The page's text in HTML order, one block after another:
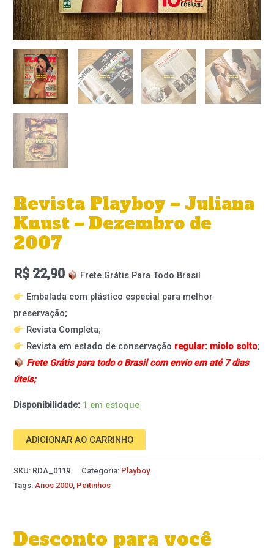
Revista Playboy – Juliana
Knust – Dezembro de
2007
R$ 22,90
Frete Grátis Para Todo Brasil
Embalada com plástico especial para melhor
preservação;
Revista Completa;
Revista em estado de conservação regular: miolo solto;
Frete Grátis para todo o Brasil com envio em até 7 dias
úteis;
Disponibilidade: 1 em estoque
ADICIONAR AO CARRINHO
SKU: RDA_0119 Categoria: Playboy
Tags: Anos 2000 Peitinhos
Desconto para você